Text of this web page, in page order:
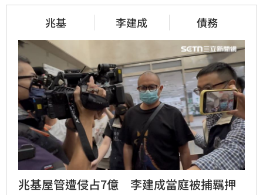
兆基 李建成 債務
兆基屋管遭侵占7億　李建成當庭被捕羈押